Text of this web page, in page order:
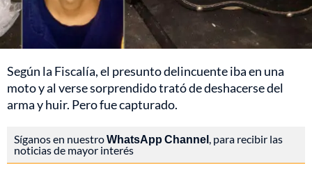
Según la Fiscalía, el presunto delincuente iba en una
moto y al verse sorprendido trató de deshacerse del
arma y huir. Pero fue capturado.
Síganos en nuestroWhatsApp Channel, para recibir las
noticias de mayor interés